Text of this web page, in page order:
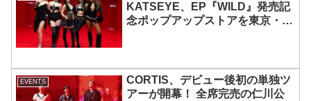
KATSEYE、EP『WILD』発売記
念ポップアップストアを東京・原
EVENTS
CORTIS、デビュー後初の単独ツ
アーが開幕！ 全席完売の仁川公